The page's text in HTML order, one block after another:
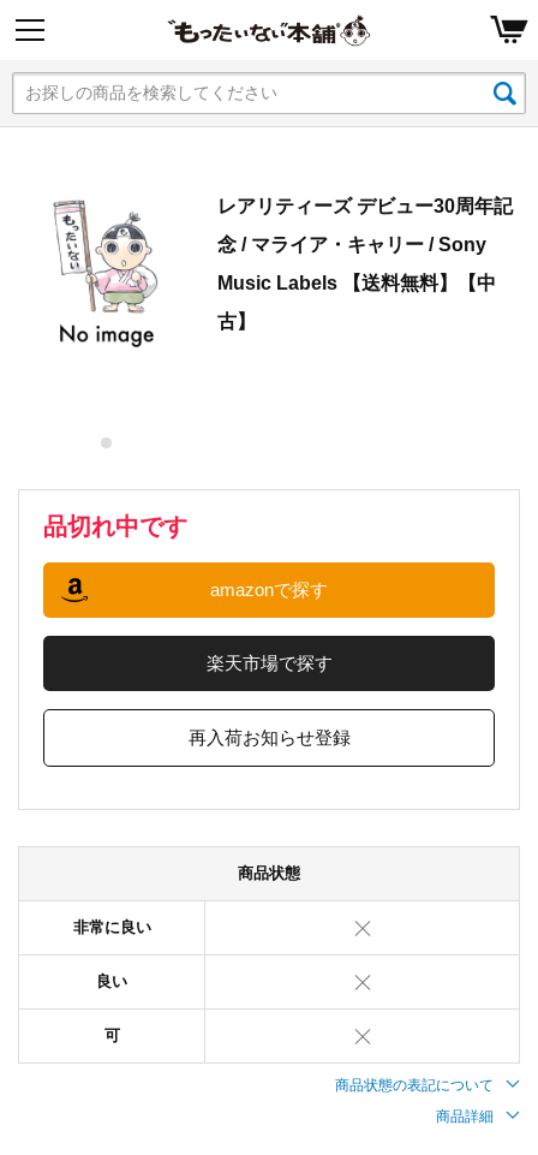
レアリティーズ デビュー30周年記
念 / マライア・キャリー / Sony
Music Labels 【送料無料】【中
古】
品切れ中です
amazonで探す
楽天市場で探す
再入荷お知らせ登録
商品状態
非常に良い
良い
可
商品状態の表記について
商品詳細